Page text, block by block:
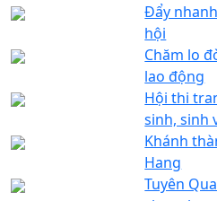
Đẩy
hội
Chăm lo
lao động
Hội thi
sinh, sinh
Khánh
Hang
Tuyên